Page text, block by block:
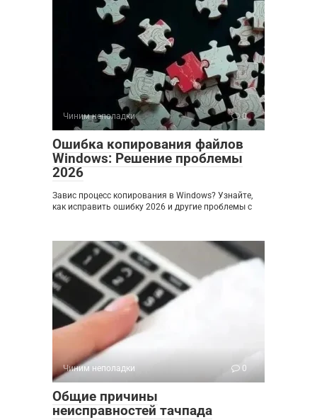
Чиним неполадки 0
Ошибка копирования файлов
Windows: Решение проблемы
2026
Завис процесс копирования в Windows? Узнайте,
как исправить ошибку 2026 и другие проблемы с
Чиним неполадки 0
Общие причины
неисправностей тачпада